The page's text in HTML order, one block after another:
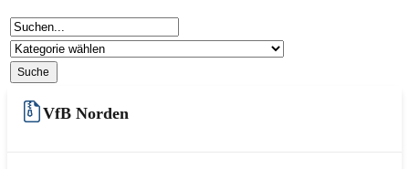
VfB Norden